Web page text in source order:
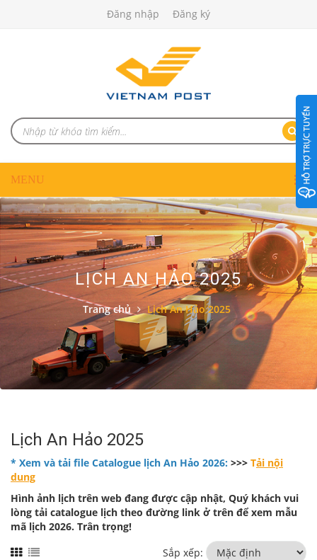
Đăng nhập Đăng ký
LỊCH AN HẢO 2025
Trang chủ Lịch An Hảo 2025
Lịch An Hảo 2025
* Xem và tải file Catalogue lịch An Hảo 2026: >>> Tải nội
dung
Hình ảnh lịch trên web đang được cập nhật, Quý khách vui
lòng tải catalogue lịch theo đường link ở trên để xem mẫu
mã lịch 2026. Trân trọng!
Sắp xếp: